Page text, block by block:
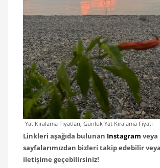
Yat Kiralama Fiyatları, Günlük Yat Kiralama Fiyatı
Linkleri aşağıda bulunan Instagram veya
sayfalarımızdan bizleri takip edebilir
iletişime geçebilirsiniz!